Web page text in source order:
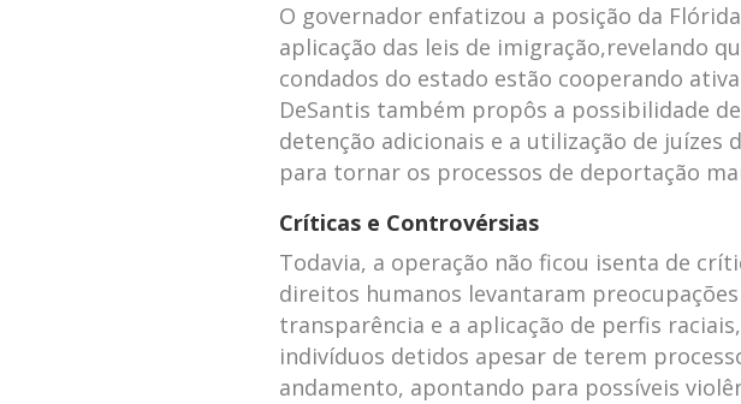
O governador enfatizou a posição da
aplicação das leis de imigração,revelando
condados do estado estão cooperando
DeSantis também propôs a possibilidade
detenção adicionais e a utilização de juízes
para tornar os processos de deportação
Críticas e Controvérsias
Todavia, a operação não ficou isenta de
direitos humanos levantaram
transparência e a aplicação de perfis
indivíduos detidos apesar de terem
andamento, apontando para possíveis